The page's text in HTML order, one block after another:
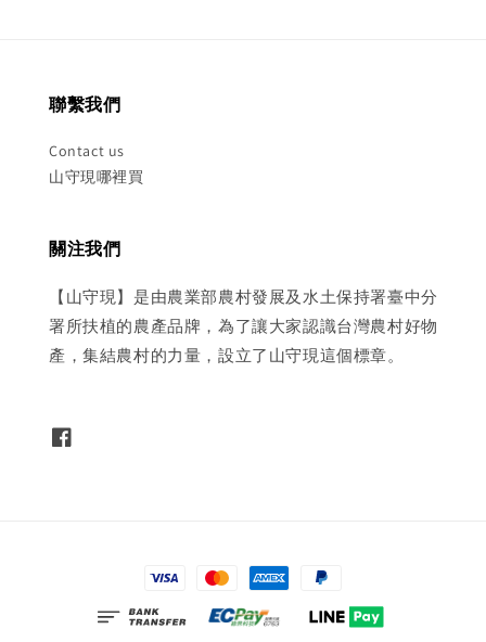
聯繫我們
Contact us
山守現哪裡買
關注我們
【山守現】是由農業部農村發展及水土保持署臺中分
署所扶植的農產品牌，為了讓大家認識台灣農村好物
產，集結農村的力量，設立了山守現這個標章。